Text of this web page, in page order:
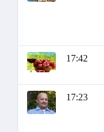
17:42
17:23